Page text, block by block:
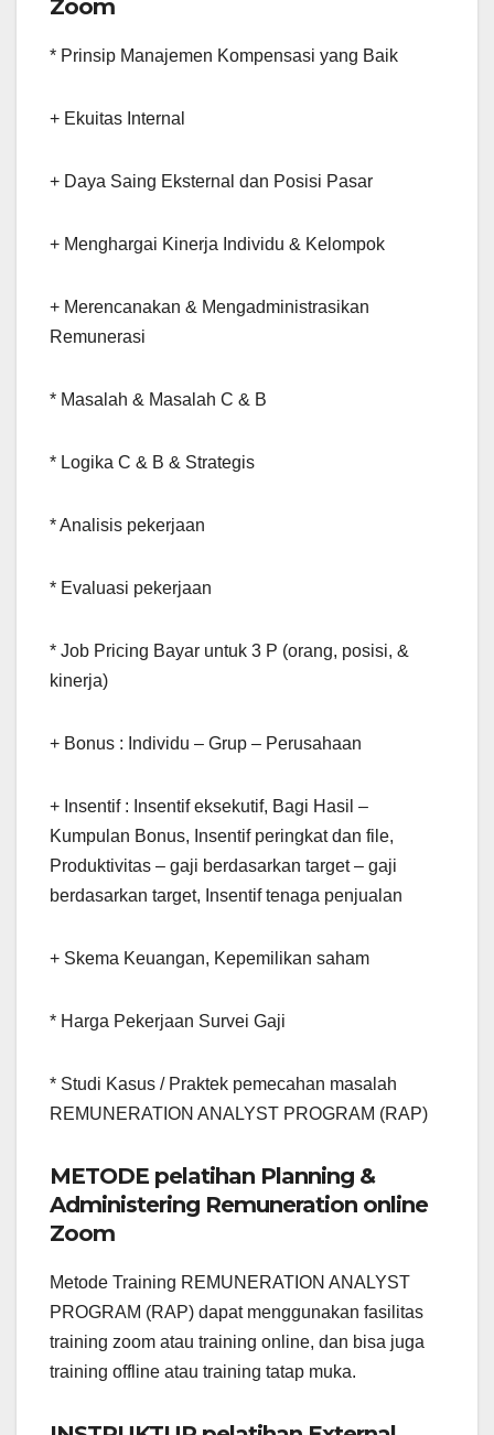
Zoom
* Prinsip Manajemen Kompensasi yang Baik
+ Ekuitas Internal
+ Daya Saing Eksternal dan Posisi Pasar
+ Menghargai Kinerja Individu & Kelompok
+ Merencanakan & Mengadministrasikan
Remunerasi
* Masalah & Masalah C & B
* Logika C & B & Strategis
* Analisis pekerjaan
* Evaluasi pekerjaan
* Job Pricing Bayar untuk 3 P (orang, posisi, &
kinerja)
+ Bonus : Individu – Grup – Perusahaan
+ Insentif : Insentif eksekutif, Bagi Hasil –
Kumpulan Bonus, Insentif peringkat dan file,
Produktivitas – gaji berdasarkan target – gaji
berdasarkan target, Insentif tenaga penjualan
+ Skema Keuangan, Kepemilikan saham
* Harga Pekerjaan Survei Gaji
* Studi Kasus / Praktek pemecahan masalah
REMUNERATION ANALYST PROGRAM (RAP)
METODE pelatihan Planning &
Administering Remuneration online
Zoom
Metode Training REMUNERATION ANALYST
PROGRAM (RAP) dapat menggunakan fasilitas
training zoom atau training online, dan bisa juga
training offline atau training tatap muka.